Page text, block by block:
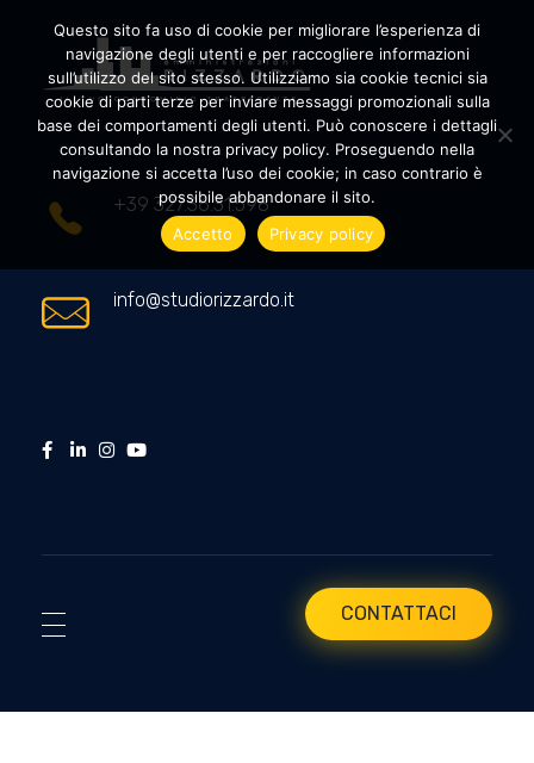
Amministrazioni Rizzardo
+39 327.36.31.598
info@studiorizzardo.it
CONTATTACI
Questo sito fa uso di cookie per migliorare l’esperienza di
navigazione degli utenti e per raccogliere informazioni
sull’utilizzo del sito stesso. Utilizziamo sia cookie tecnici sia
cookie di parti terze per inviare messaggi promozionali sulla
base dei comportamenti degli utenti. Può conoscere i dettagli
consultando la nostra privacy policy. Proseguendo nella
navigazione si accetta l’uso dei cookie; in caso contrario è
possibile abbandonare il sito.
Accetto
Privacy policy